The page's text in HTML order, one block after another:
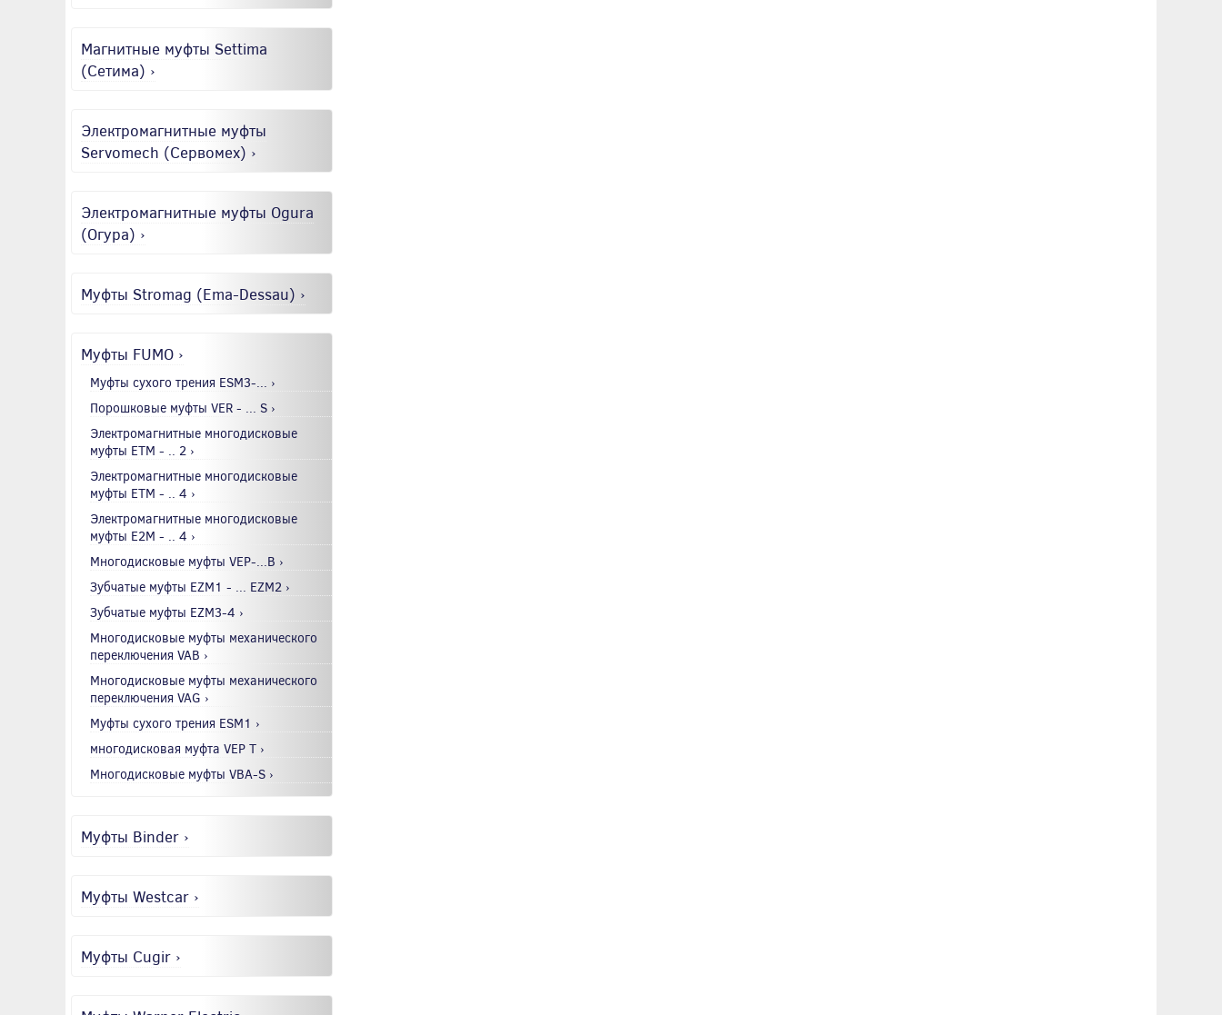
Магнитные муфты Settima
(Сетима) ›
Электромагнитные муфты
Servomech (Сервомех) ›
Электромагнитные муфты Ogura
(Огура) ›
Муфты Stromag (Ema-Dessau) ›
Муфты FUMO ›
Муфты сухого трения ESM3-... ›
Порошковые муфты VER - ... S ›
Электромагнитные многодисковые
муфты EТМ - .. 2 ›
Электромагнитные многодисковые
муфты EТМ - .. 4 ›
Электромагнитные многодисковые
муфты E2М - .. 4 ›
Многодисковые муфты VEP-...B ›
Зубчатые муфты EZM1 - ... EZM2 ›
Зубчатые муфты EZM3-4 ›
Многодисковые муфты механического
переключения VAB ›
Многодисковые муфты механического
переключения VAG ›
Муфты сухого трения ESM1 ›
многодисковая муфта VEP T ›
Многодисковые муфты VBA-S ›
Муфты Binder ›
Муфты Westcar ›
Муфты Cugir ›